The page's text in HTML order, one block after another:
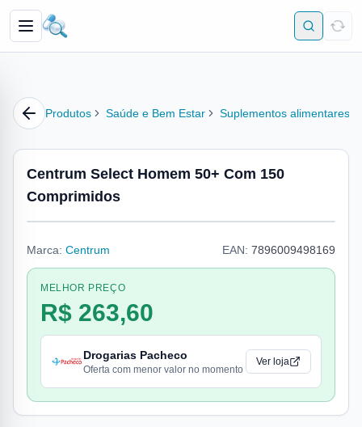
Produtos Saúde e Bem Estar Suplementos alimentares
Centrum Select Homem 50+ Com 150
Comprimidos
Marca: Centrum EAN: 7896009498169
MELHOR PREÇO
R$ 263,60
Drogarias Pacheco
Oferta com menor valor no momento
Ver loja